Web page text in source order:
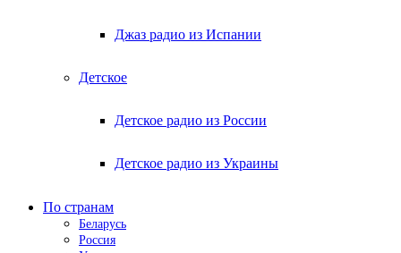
Джаз радио из Испании
Детское
Детское радио из России
Детское радио из Украины
По странам
Беларусь
Россия